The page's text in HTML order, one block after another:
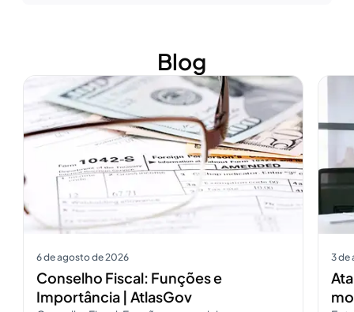
Blog
6 de agosto de 2026
Conselho Fiscal: Funções e
Importância | AtlasGov
3 de